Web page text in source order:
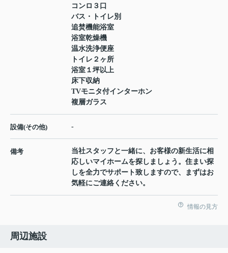
コンロ３口
バス・トイレ別
追焚機能浴室
浴室乾燥機
温水洗浄便座
トイレ２ヶ所
浴室１坪以上
床下収納
TVモニタ付インターホン
複層ガラス
設備(その他) -
備考
当社スタッフと一緒に、お客様の新生活に相
応しいマイホームを探しましょう。住まい探
しを全力でサポート致しますので、まずはお
気軽にご連絡ください。
情報の見方
周辺施設